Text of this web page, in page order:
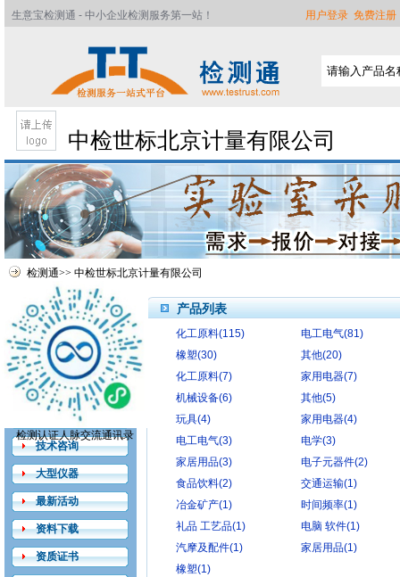
用户登录 免费注册
生意宝检测通 - 中小企业检测服务第一站！
中检世标北京计量有限公司
检测通>> 中检世标北京计量有限公司
首页
公司简介
服务介绍
检测认证
技术咨询
大型仪器
最新活动
资料下载
资质证书
检测认证人脉交流通讯录
产品列表
化工原料(115)
电工电气(81)
橡塑(30)
其他(20)
化工原料(7)
家用电器(7)
机械设备(6)
其他(5)
玩具(4)
家用电器(4)
电工电气(3)
电学(3)
家居用品(3)
电子元器件(2)
食品饮料(2)
交通运输(1)
冶金矿产(1)
时间频率(1)
礼品 工艺品(1)
电脑 软件(1)
汽摩及配件(1)
家居用品(1)
橡塑(1)